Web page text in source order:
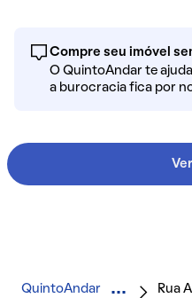
Compre seu imóvel
O QuintoAndar te
a burocracia fica por
QuintoAndar Rua